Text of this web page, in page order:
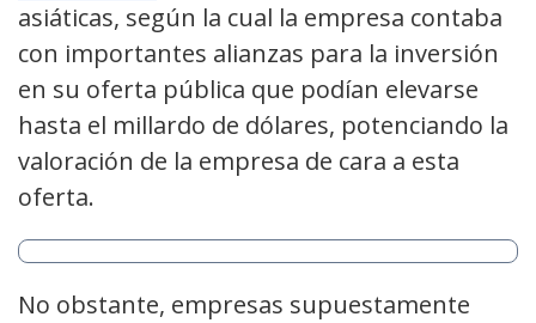
asiáticas, según la cual la empresa contaba
con importantes alianzas para la inversión
en su oferta pública que podían elevarse
hasta el millardo de dólares, potenciando la
valoración de la empresa de cara a esta
oferta.
No obstante, empresas supuestamente